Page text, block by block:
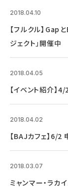
2018.04.10
【フルクル】Gap
ジェクト」開催中
2018.04.05
【イベント紹介】
2018.04.02
【BAJカフェ】6/
2018.03.07
ミャンマー・ラ